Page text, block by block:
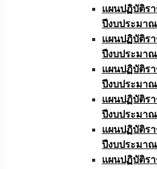
แผนปฏิบัติร
ปีงบประมาณ
แผนปฏิบัติร
ปีงบประมาณ
แผนปฏิบัติร
ปีงบประมาณ
แผนปฏิบัติร
ปีงบประมาณ
แผนปฏิบัติร
ปีงบประมาณ
แผนปฏิบัติร